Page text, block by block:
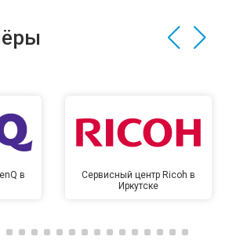
в
Сервисный центр Ricoh в
Иркутске